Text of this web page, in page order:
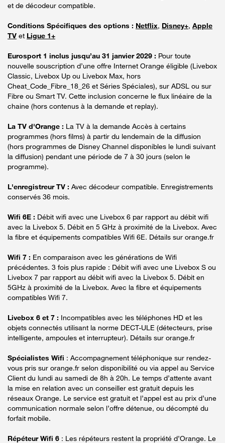
et de décodeur compatible.
Conditions Spécifiques des options : Netflix, Disney+, Apple
TV et Ligue 1+
Eurosport 1 inclus jusqu’au 31 janvier 2029 : Pour toute
nouvelle souscription d’une offre Internet Orange éligible (Livebox
Classic, Livebox Up ou Livebox Max, hors
Cheat_Code_Fibre_18_26 et Séries Spéciales), sur ADSL ou sur
Fibre ou Smart TV. Cette inclusion concerne le flux linéaire de la
chaine (hors contenus à la demande et replay).
La TV d'Orange : La TV à la demande Accès à certains
programmes (hors films) à partir du lendemain de la diffusion
(hors programmes de Disney Channel disponibles le lundi suivant
la diffusion) pendant une période de 7 à 30 jours (selon le
programme).
L'enregistreur TV : Avec décodeur compatible. Enregistrements
conservés 36 mois.
Wifi 6E : Débit wifi avec une Livebox 6 par rapport au débit wifi
avec la Livebox 5. Débit en 5 GHz à proximité de la Livebox. Avec
la fibre et équipements compatibles Wifi 6E. Détails sur orange.fr
Wifi 7 : En comparaison avec les générations de Wifi
précédentes. 3 fois plus rapide : Débit wifi avec une Livebox S ou
Livebox 7 par rapport au débit wifi avec la Livebox 5. Débit en
5GHz à proximité de la Livebox. Avec la fibre et équipements
compatibles Wifi 7.
Livebox 6 et 7 : Incompatibles avec les téléphones HD et les
objets connectés utilisant la norme DECT-ULE (détecteurs, prise
intelligente, ampoules et interrupteur). Détails sur orange.fr
Spécialistes Wifi : Accompagnement téléphonique sur rendez-
vous pris sur orange.fr selon disponibilité ou via appel au Service
Client du lundi au samedi de 8h à 20h. Le temps d’attente avant
la mise en relation avec un conseiller est gratuit depuis les
réseaux Orange. Le service est gratuit et l’appel est au prix d’une
communication normale selon l’offre détenue, ou décompté du
forfait mobile.
Répéteur Wifi 6 : Les répéteurs restent la propriété d’Orange. Le